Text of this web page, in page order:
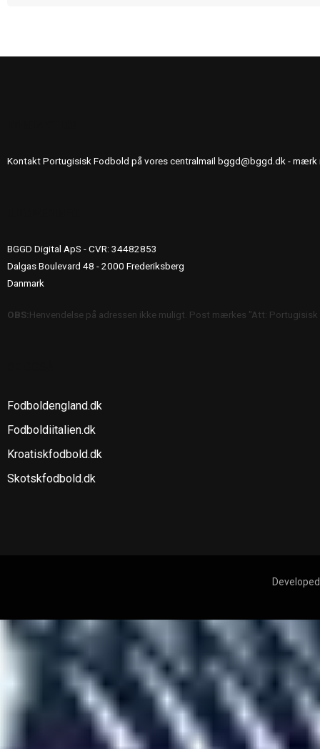
Kontakt Portugisisk Fodbold på vores centralmail bggd@bggd.dk - mærk
BGGD Digital ApS - CVR: 34482853
Dalgas Boulevard 48 - 2000 Frederiksberg
Danmark
OBS:Henvendelse på adressen ikke muligt. Post mærkes "Att:
Fodboldengland.dk
Fodboldiitalien.dk
Kroatiskfodbold.dk
Skotskfodbold.dk